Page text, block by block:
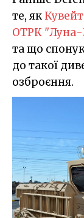
те, як
ОТРК
та що
до такої
озброєння.